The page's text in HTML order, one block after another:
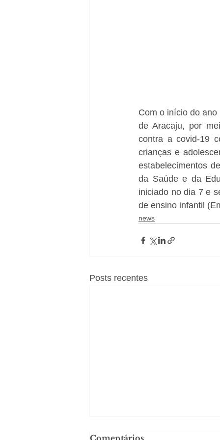
Com o início do
de Aracaju, por
contra a covid-19
crianças e
estabelecimentos
da Saúde e da
iniciado no dia 7 e
de ensino infantil
news
Posts recentes
Comentários